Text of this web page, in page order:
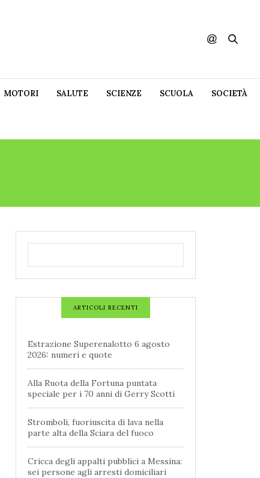
MOTORI SALUTE SCIENZE SCUOLA SOCIETÀ
ARTICOLI RECENTI
Estrazione Superenalotto 6 agosto
2026: numeri e quote
Alla Ruota della Fortuna puntata
speciale per i 70 anni di Gerry Scotti
Stromboli, fuoriuscita di lava nella
parte alta della Sciara del fuoco
Cricca degli appalti pubblici a Messina:
sei persone agli arresti domiciliari